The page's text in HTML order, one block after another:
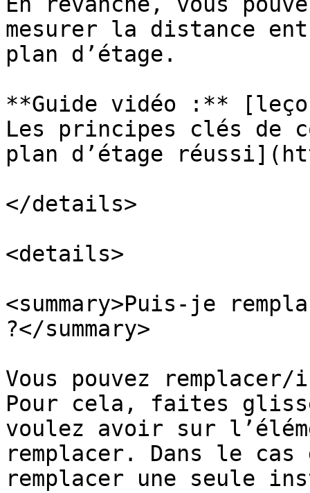
mesurer la distance
plan d’étage.
**Guide vidéo :**
Les principes clés de
plan d’étage
</details>
<details>
<summary>Puis-je
?</summary>
Vous pouvez
Pour cela, faites
voulez avoir sur
remplacer. Dans le cas
remplacer une seule